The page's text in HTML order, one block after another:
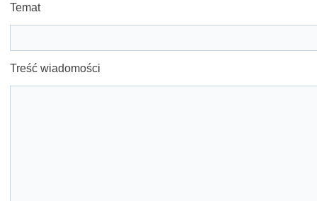
Temat
Treść wiadomości